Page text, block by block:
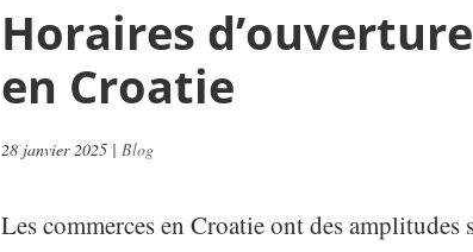
Horaires
en Croatie
28 janvier 2025 | Blog
Les commerces en Croatie ont des amplitudes